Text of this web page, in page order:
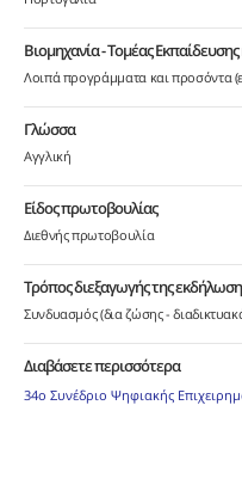
Βιομηχανία - Τομέας
Λοιπά προγράμματα και προσόντα
Γλώσσα
Αγγλική
Είδος πρωτοβουλίας
Διεθνής πρωτοβουλία
Τρόπος διεξαγωγής της
Συνδυασμός (δια ζώσης -
Διαβάσετε περισσότερα
34ο Συνέδριο Ψηφιακής